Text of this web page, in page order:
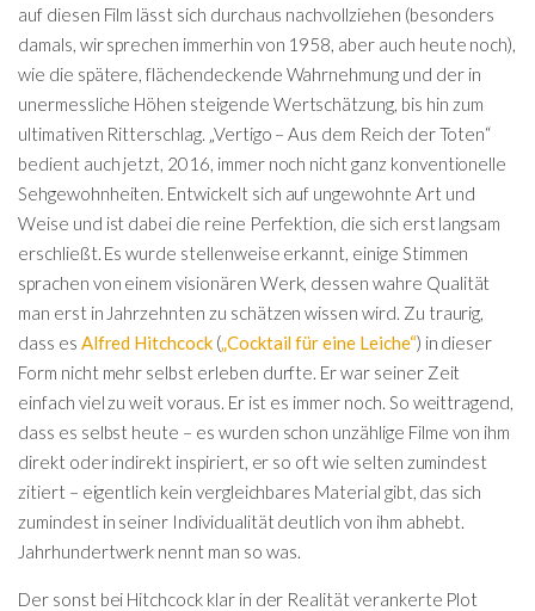
auf diesen Film lässt sich durchaus nachvollziehen (besonders
damals, wir sprechen immerhin von 1958, aber auch heute noch),
wie die spätere, flächendeckende Wahrnehmung und der in
unermessliche Höhen steigende Wertschätzung, bis hin zum
ultimativen Ritterschlag. „Vertigo – Aus dem Reich der Toten“
bedient auch jetzt, 2016, immer noch nicht ganz konventionelle
Sehgewohnheiten. Entwickelt sich auf ungewohnte Art und
Weise und ist dabei die reine Perfektion, die sich erst langsam
erschließt. Es wurde stellenweise erkannt, einige Stimmen
sprachen von einem visionären Werk, dessen wahre Qualität
man erst in Jahrzehnten zu schätzen wissen wird. Zu traurig,
dass es Alfred Hitchcock(„Cocktail für eine Leiche“) in dieser
Form nicht mehr selbst erleben durfte. Er war seiner Zeit
einfach viel zu weit voraus. Er ist es immer noch. So weittragend,
dass es selbst heute – es wurden schon unzählige Filme von ihm
direkt oder indirekt inspiriert, er so oft wie selten zumindest
zitiert – eigentlich kein vergleichbares Material gibt, das sich
zumindest in seiner Individualität deutlich von ihm abhebt.
Jahrhundertwerk nennt man so was.
Der sonst bei Hitchcock klar in der Realität verankerte Plot